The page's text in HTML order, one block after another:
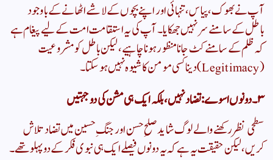
​آپ نے بھوک، پیاس، تنہائی اور اپنے بچوں کے لاشے اٹھانے کے باوجود
باطل کے سامنے سر نہیں جھکایا۔ آپ کی یہ استقامت امت کے لیے پیغام ہے
کہ ظلم کے سامنے کٹ جانا منظور ہونا چاہیے، لیکن باطل کو مشروعیت
(Legitimacy) دینا کسی مومن کا شیوہ نہیں ہو سکتا۔
​۳۔ دونوں اسوے: تضاد نہیں، بلکہ ایک ہی
مشن کی دو جہتیں
​سطحی نظر رکھنے والے لوگ شاید صلحِ حسن اور جنگِ حسین میں تضاد تلاش
کریں، لیکن حقیقت یہ ہے کہ یہ دونوں فیصلے ایک ہی نبوی فکر کے دو پہلو تھے۔